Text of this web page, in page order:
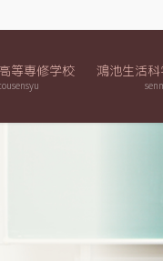
等専修学校 鴻池生活